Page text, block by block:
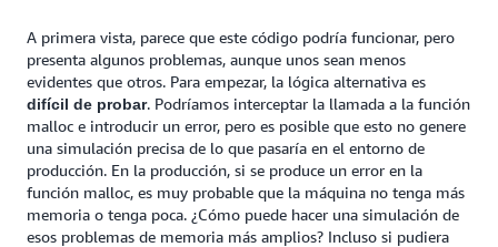
A primera vista, parece que este código podría funcionar, pero
presenta algunos problemas, aunque unos sean menos
evidentes que otros. Para empezar, la lógica alternativa es
difícil de probar. Podríamos interceptar la llamada a la función
malloc e introducir un error, pero es posible que esto no genere
una simulación precisa de lo que pasaría en el entorno de
producción. En la producción, si se produce un error en la
función malloc, es muy probable que la máquina no tenga más
memoria o tenga poca. ¿Cómo puede hacer una simulación de
esos problemas de memoria más amplios? Incluso si pudiera